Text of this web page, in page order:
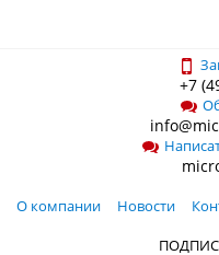
+7
О компании Новости